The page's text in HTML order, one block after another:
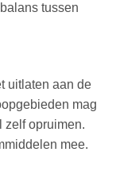
tussen
uitlaten aan de
mag
zelf opruimen.
mee.